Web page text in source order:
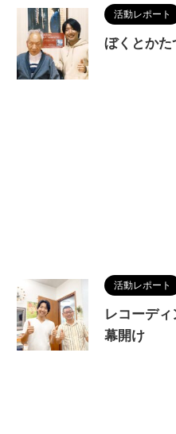
活動レポート
ぼくとかた
活動レポート
レコーデ
幕開け